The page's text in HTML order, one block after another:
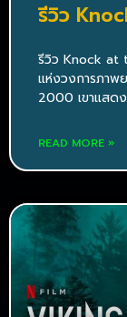
รีวิว
รีวิว Knock at
แห่งวงการภาพ
2000 เขาแสด
READ MORE »